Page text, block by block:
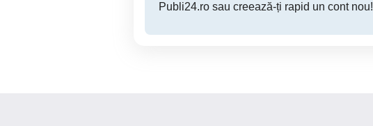
Publi24.ro sau creează-ți rapid un cont nou!